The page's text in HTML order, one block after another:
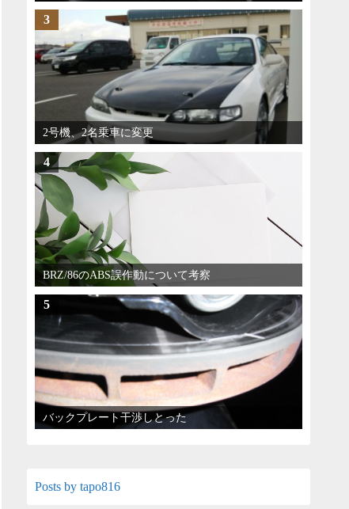
3
2号機、2名乗車に変更
4
BRZ/86のABS誤作動について考察
5
バックプレート干渉しとった
Posts by tapo816